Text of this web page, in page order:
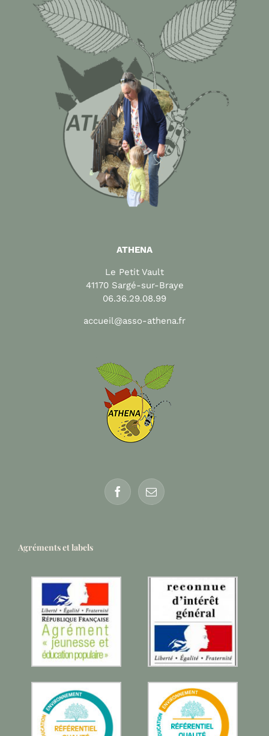
ATHENA
Le Petit Vault
41170 Sargé-sur-Braye
06.36.29.08.99
accueil@asso-athena.fr
Agréments et labels